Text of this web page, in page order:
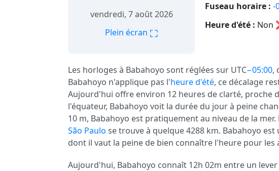
vendredi, 7 août 2026
Plein écran ⛶
Fuseau horaire : -
Heure d'été : Non
Les horloges à Babahoyo sont réglées sur UTC−05:00,
Babahoyo n'applique pas l'heure d'été, ce décalage
Aujourd'hui offre environ 12 heures de clarté, proche
l'équateur, Babahoyo voit la durée du jour à peine
10 m, Babahoyo est pratiquement au niveau de la
São Paulo se trouve à quelque 4288 km. Babahoyo
dont il vaut la peine de bien connaître l'heure pour les
Aujourd'hui, Babahoyo connaît 12h 02m entre un lever